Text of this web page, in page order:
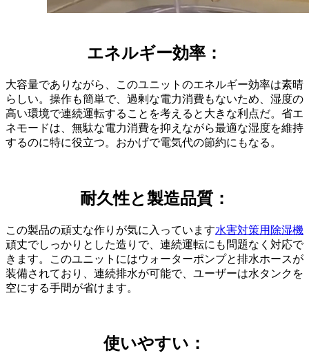
エネルギー効率：
大容量でありながら、このユニットのエネルギー効率は素晴
らしい。操作も簡単で、過剰な電力消費もないため、湿度の
高い環境で連続運転することを考えると大きな利点だ。省エ
ネモードは、無駄な電力消費を抑えながら最適な湿度を維持
するのに特に役立つ。おかげで電気代の節約にもなる。
耐久性と製造品質：
この製品の頑丈な作りが気に入っています水害対策用除湿機
頑丈でしっかりとした造りで、連続運転にも問題なく対応で
きます。このユニットにはウォーターポンプと排水ホースが
装備されており、連続排水が可能で、ユーザーは水タンクを
空にする手間が省けます。
使いやすい：